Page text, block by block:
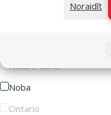
Noraidīt
Nature Land
Noba
Ontario